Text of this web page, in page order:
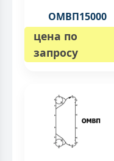
ОМВП15000
цена по
запросу